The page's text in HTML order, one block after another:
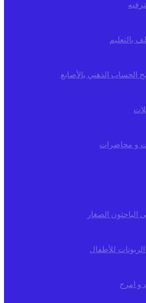
بالتعليم
الحساب الذهني بالأصابع
و محاضرات
الباحثون الصغار
للأطفال
و امرح